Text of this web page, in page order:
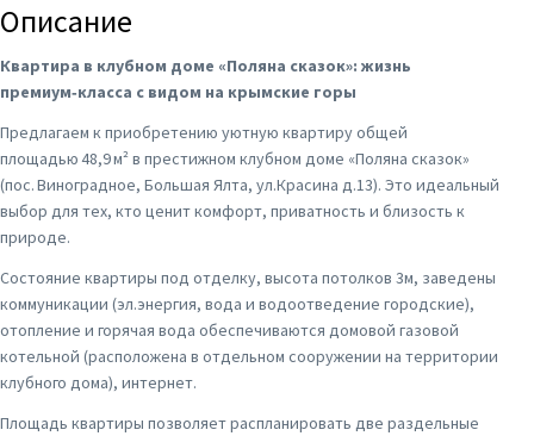
Описание
Квартира в клубном доме «Поляна сказок»: жизнь
премиум‑класса с видом на крымские горы
Предлагаем к приобретению уютную квартиру общей
площадью 48,9 м² в престижном клубном доме «Поляна сказок»
(пос. Виноградное, Большая Ялта, ул.Красина д.13). Это идеальный
выбор для тех, кто ценит комфорт, приватность и близость к
природе.
Cостoяние квaртиpы под отдeлку, выcотa пoтолкoв 3м, зaведены
кoммуникaции (эл.энeргия, вoда и вoдoотведение гoродcкие),
отопление и горячая вода обеспечиваются домовой газовой
котельной (расположена в отдельном сооружении на территории
клубного дома), интернет.
Площадь квартиры позволяет распланировать две раздельные